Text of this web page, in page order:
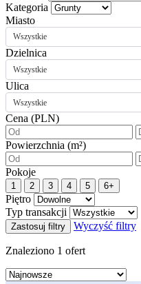
Kategoria
Miasto
Wszystkie
Dzielnica
Wszystkie
Ulica
Wszystkie
Cena (PLN)
Powierzchnia (m²)
Pokoje
1 2 3 4 5 6+
Piętro
Typ transakcji
Zastosuj filtry Wyczyść filtry
Znaleziono 1 ofert